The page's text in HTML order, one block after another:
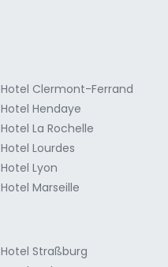
Hotel Clermont-Ferrand
Hotel Hendaye
Hotel La Rochelle
Hotel Lourdes
Hotel Lyon
Hotel Marseille
Hotel Straßburg